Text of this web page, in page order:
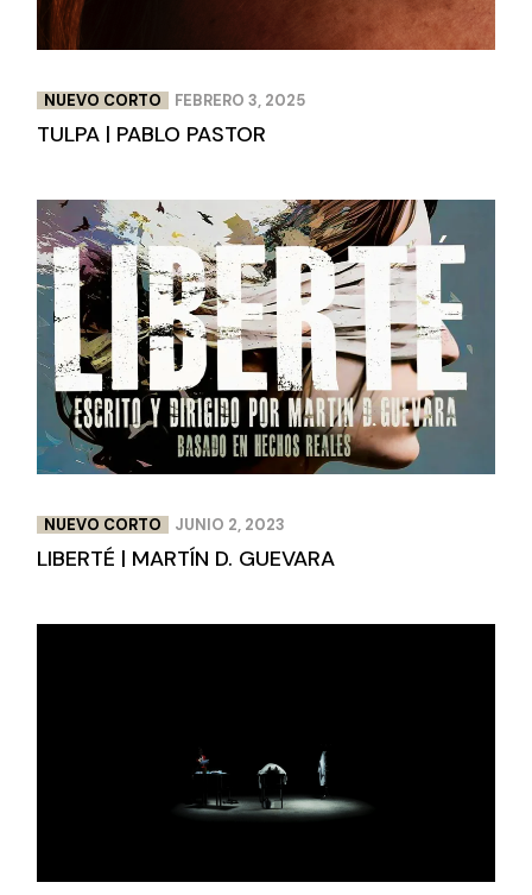
NUEVO CORTO FEBRERO 3, 2025
TULPA | PABLO PASTOR
NUEVO CORTO JUNIO 2, 2023
LIBERTÉ | MARTÍN D. GUEVARA